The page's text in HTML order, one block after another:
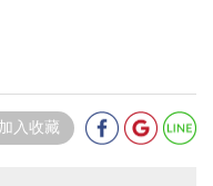
加入收藏